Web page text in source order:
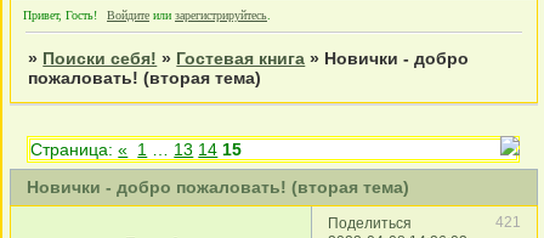
Привет, Гость! Войдите или зарегистрируйтесь
» Поиски себя! » Гостевая книга » Новички - добро
пожаловать! (вторая тема)
Новички - добро пожаловать! (вторая тема)
Страница:« 1 13 14 15
Поделиться
421